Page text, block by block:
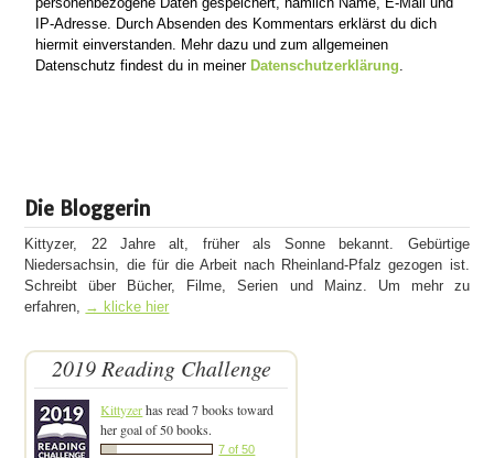
IP-Adresse. Durch Absenden des Kommentars erklärst du dich
hiermit einverstanden. Mehr dazu und zum allgemeinen
Datenschutz findest du in meiner Datenschutzerklärung.
Die Bloggerin
Kittyzer, 22 Jahre alt, früher als Sonne bekannt. Gebürtige
Niedersachsin, die für die Arbeit nach Rheinland-Pfalz gezogen ist.
Schreibt über Bücher, Filme, Serien und Mainz. Um mehr zu
erfahren, → klicke hier
2019 Reading Challenge
Kittyzerhas read 7 books toward
her goal of 50 books.
7 of 50